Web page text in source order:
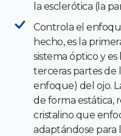
la esclerótica (la
Controla el
hecho, es la
sistema óptico y
terceras partes de
enfoque) del ojo.
de forma estática,
cristalino que
adaptándose para